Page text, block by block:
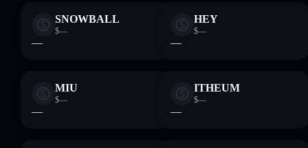
SNOWBALL
$—
—
HEY
$—
—
MIU
$—
—
ITHEUM
$—
—